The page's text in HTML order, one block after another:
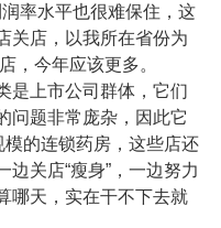
率水平也很难保住，这
关店，以我所在省份为
，今年应该更多。
是上市公司群体，它们
问题非常庞杂，因此它
模的连锁药房，这些店还
关店“瘦身”，一边努力
哪天，实在干不下去就